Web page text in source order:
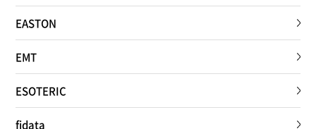
EASTON
EMT
ESOTERIC
fidata